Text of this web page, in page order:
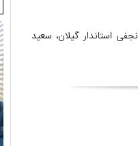
استاندار گیلان، سعید